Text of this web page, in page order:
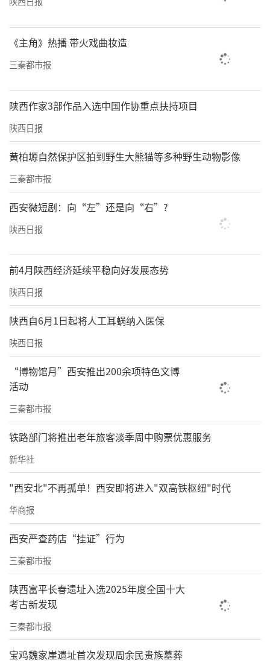
《主角》热播 带火戏曲妆造
三秦都市报
陕西作家3部作品入选中国作协重点扶持项目
陕西日报
黄柏塬自然保护区拍到野生大熊猫等多种野生动物影像
三秦都市报
西安微短剧：向“左”还是向“右”?
陕西日报
前4月陕西经济延续平稳向好发展态势
陕西日报
陕西自6月1日起将人工耳蜗纳入医保
陕西日报
“博物馆月”西安推出200余项特色文博
活动
三秦都市报
铁路部门将推出老年旅客淡季周中购票优惠服务
新华社
"西安北"不再孤单！西安即将进入"双高铁枢纽"时代
华商报
西安严查药店“挂证”行为
三秦都市报
陕西富平长春遗址入选2025年度全国十大
考古新发现
三秦都市报
宝鸡魏家崖遗址首次发现周余民贵族墓葬